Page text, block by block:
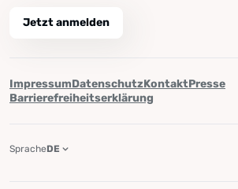
Jetzt anmelden
ImpressumDatenschutzKontaktPresse
Barrierefreiheitserklärung
SpracheDE